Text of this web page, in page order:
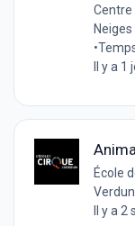
Centre
Neiges
•
Il y a
École
Il y a